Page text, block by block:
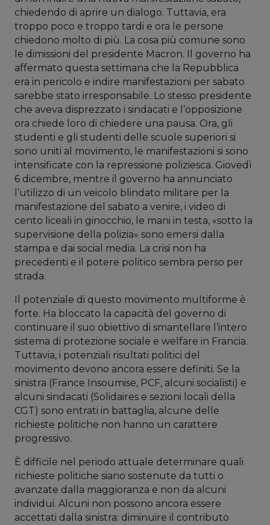
chiedendo di aprire un dialogo. Tuttavia, era
troppo poco e troppo tardi e ora le persone
chiedono molto di più. La cosa più comune sono
le dimissioni del presidente Macron. Il governo ha
affermato questa settimana che la Repubblica
era in pericolo e indire manifestazioni per sabato
sarebbe stato irresponsabile. Lo stesso presidente
che aveva disprezzato i sindacati e l’opposizione
ora chiede loro di chiedere una pausa. Ora, gli
studenti e gli studenti delle scuole superiori si
sono uniti al movimento, le manifestazioni si sono
intensificate con la repressione poliziesca. Giovedì
6 dicembre, mentre il governo ha annunciato
l’utilizzo di un veicolo blindato militare per la
manifestazione del sabato a venire, i video di
cento liceali in ginocchio, le mani in testa, «sotto la
supervisione della polizia» sono emersi dalla
stampa e dai social media. La crisi non ha
precedenti e il potere politico sembra perso per
strada.
Il potenziale di questo movimento multiforme è
forte. Ha bloccato la capacità del governo di
continuare il suo obiettivo di smantellare l’intero
sistema di protezione sociale e welfare in Francia.
Tuttavia, i potenziali risultati politici del
movimento devono ancora essere definiti. Se la
sinistra (France Insoumise, PCF, alcuni socialisti) e
alcuni sindacati (Solidaires e sezioni locali della
CGT) sono entrati in battaglia, alcune delle
richieste politiche non hanno un carattere
progressivo.
È difficile nel periodo attuale determinare quali
richieste politiche siano sostenute da tutti o
avanzate dalla maggioranza e non da alcuni
individui. Alcuni non possono ancora essere
accettati dalla sinistra: diminuire il contributo